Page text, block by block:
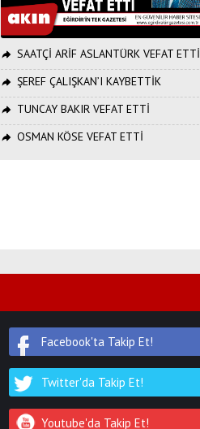
SAATÇİ ARİF ASLANTÜRK VEFAT ETTİ
ŞEREF ÇALIŞKAN’I KAYBETTİK
TUNCAY BAKIR VEFAT ETTİ
OSMAN KÖSE VEFAT ETTİ
Facebook'ta Takip Et!
Twitter'da Takip Et!
Youtube'da Takip Et!